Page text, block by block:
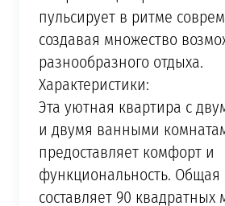
пульсирует в ритме
создавая множество
разнообразного отдыха.
Характеристики:
Эта уютная квартира с
и двумя ванными
предоставляет комфорт и
функциональность.
составляет 90 квадратных